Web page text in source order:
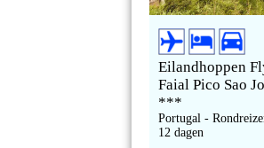
Eilandhoppen
Faial Pico Sao
***
Portugal -
12 dagen